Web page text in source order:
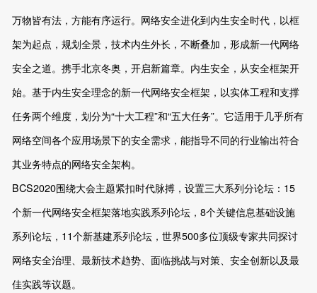
万物皆有法，方能有序运行。网络安全进化到内生安全时代，以框
架为起点，规划全景，技术内生外长，不断叠加，形成新一代网络
安全之道。携手北京冬奥，开启新篇章。内生安全，从安全框架开
始。基于内生安全理念的新一代网络安全框架，以实体工程和支撑
任务两个维度，划分为“十大工程”和“五大任务”。它适用于几乎所有
网络空间各个应用场景下的安全需求，能指导不同的行业输出符合
其业务特点的网络安全架构。
BCS2020围绕大会主题紧扣时代脉搏，设置三大系列分论坛：15
个新一代网络安全框架落地实践系列论坛，8个关键信息基础设施
系列论坛，11个新基建系列论坛，世界500多位顶级专家共同探讨
网络安全治理、最新技术趋势、面临挑战与对策、安全创新以及最
佳实践等议题。